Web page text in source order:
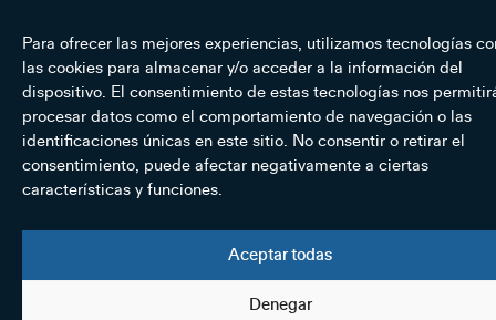
Para ofrecer las mejores experiencias, utilizamos tecnologías
las cookies para almacenar y/o acceder a la información del
dispositivo. El consentimiento de estas tecnologías nos
procesar datos como el comportamiento de navegación o las
identificaciones únicas en este sitio. No consentir o retirar el
consentimiento, puede afectar negativamente a ciertas
características y funciones.
Aceptar todas
Denegar